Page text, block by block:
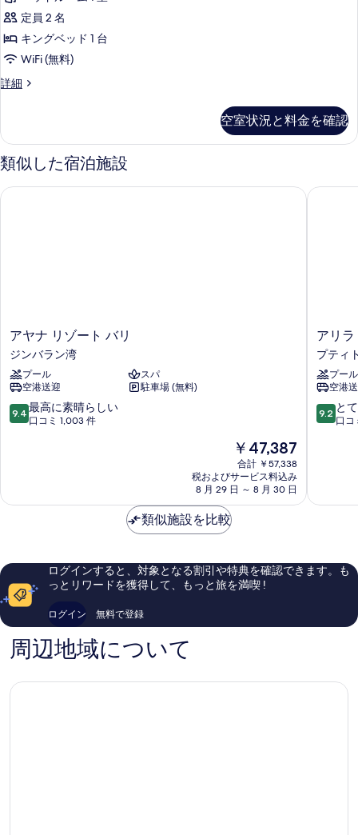
て
の
写
真
示
す
る
定員 2 名
キングベッド 1 台
WiFi (無料)
詳細
Garden
細
空室状況と料金を確認
類似した宿泊施設
ア
ヤ
ナ
リ
ゾ
ー
ト
ラ
アヤナ リゾート バリ
ジンバラン湾
プール
スパ
空港送迎
駐車場 (無料)
10
段
に
し
口
コ
1,003
件
の
口
9.4 最高に素晴らしい
口コミ 1,003 件
現
在
の
料
金
￥47,387
合計 ￥57,338
税およびサービス料込み
8 月 29 日 ～ 8 月 30 日
アヤナ リゾート バリ
ア
リ
ラ
ス
ミ
ニ
ャ
テ
ン
ゲ
アリ
プティ
プール
空港
10
段
も
し
い、
の
9.2 と
口コ
アリラ
類似施設を比較
ログインすると、対象となる割引や特典を確認できます。も
っとリワードを獲得して、もっと旅を満喫 !
ログイン 無料で登録
周辺地域について